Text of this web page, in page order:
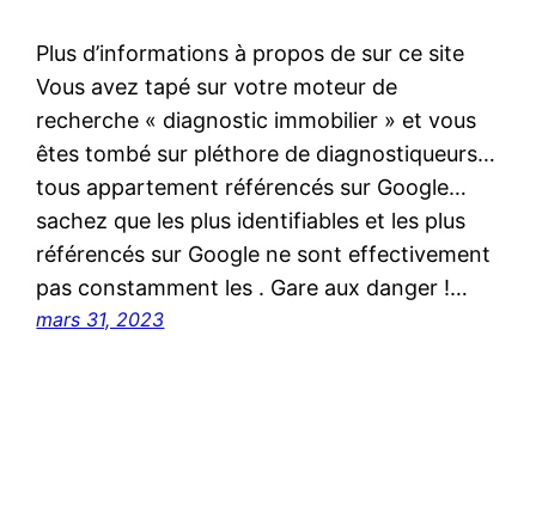
Plus d’informations à propos de sur ce site
Vous avez tapé sur votre moteur de
recherche « diagnostic immobilier » et vous
êtes tombé sur pléthore de diagnostiqueurs…
tous appartement référencés sur Google…
sachez que les plus identifiables et les plus
référencés sur Google ne sont effectivement
pas constamment les . Gare aux danger !…
mars 31, 2023